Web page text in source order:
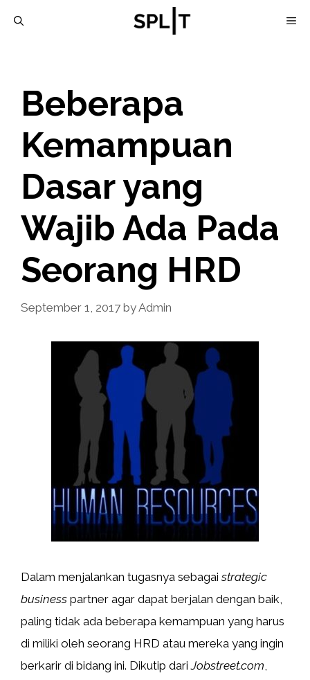
Beberapa
Kemampuan
Dasar yang
Wajib Ada Pada
Seorang HRD
September 1, 2017 byAdmin
Dalam menjalankan tugasnya sebagaistrategic
business partner agar dapat berjalan dengan baik,
paling tidak ada beberapa kemampuan yang harus
di miliki oleh seorang HRD atau mereka yang ingin
berkarir di bidang ini. Dikutip dariJobstreet.com,